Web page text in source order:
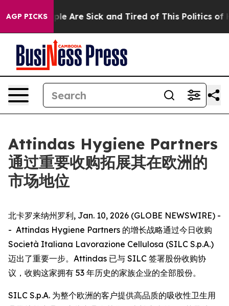
AGP PICKS
“People Are Sick and Tired of This Politics of
Attindas Hygiene Partners
通过重要收购拓展其在欧洲的
市场地位
北卡罗来纳州罗利, Jan. 10, 2026 (GLOBE NEWSWIRE) -
- Attindas Hygiene Partners 的增长战略通过今日收购
Società Italiana Lavorazione Cellulosa (SILC S.p.A.)
迈出了重要一步。Attindas 已与 SILC 签署股份收购协
议，收购这家拥有 53 年历史的家族企业的全部股份。
SILC S.p.A. 为整个欧洲的客户提供高品质的吸收性卫生用